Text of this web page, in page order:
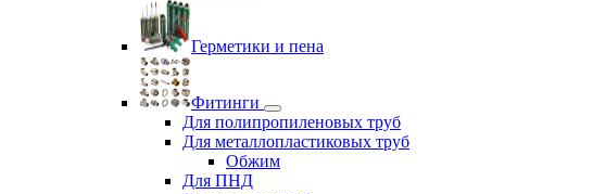
Герметики и пена
Фитинги
Для полипропиленовых труб
Для металлопластиковых труб
Обжим
Для ПНД